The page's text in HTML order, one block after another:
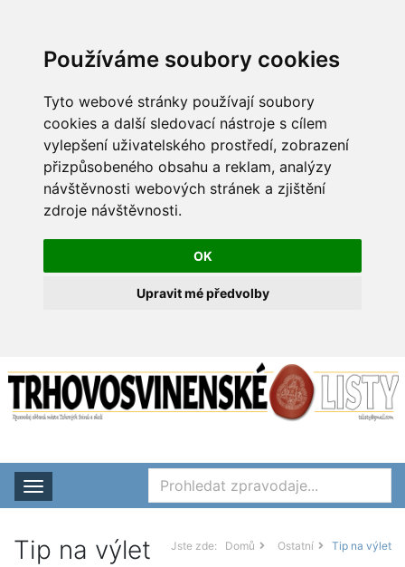
Používáme soubory cookies
Tyto webové stránky používají soubory
cookies a další sledovací nástroje s cílem
vylepšení uživatelského prostředí, zobrazení
přizpůsobeného obsahu a reklam, analýzy
návštěvnosti webových stránek a zjištění
zdroje návštěvnosti.
OK
Upravit mé předvolby
Rozbalit nabídku
Tip na výlet Jste zde: Domů Ostatní Tip na výlet